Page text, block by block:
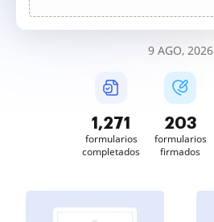
9 AGO, 2026
1,272
formularios
completados
203
formularios
firmados